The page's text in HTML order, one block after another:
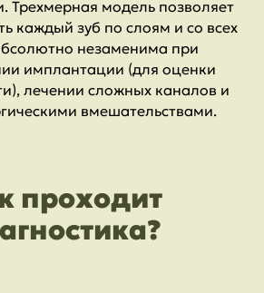
Трехмерная модель позволяет
каждый зуб по слоям и со всех
незаменима при
имплантации (для оценки
лечении сложных каналов и
вмешательствами.
проходит